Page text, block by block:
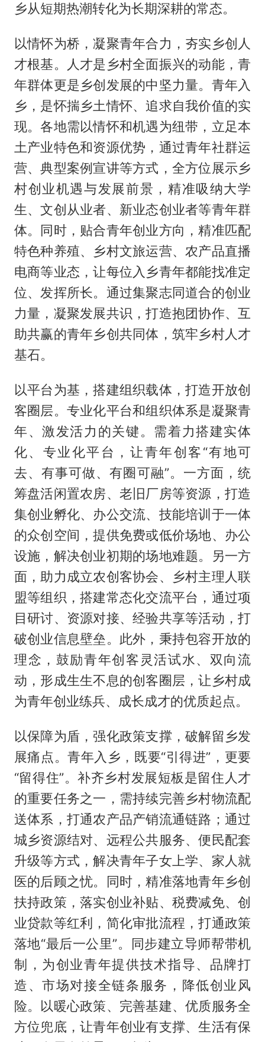
乡从短期热潮转化为长期深耕的常态。
以情怀为桥，凝聚青年合力，夯实乡创人
才根基。人才是乡村全面振兴的动能，青
年群体更是乡创发展的中坚力量。青年入
乡，是怀揣乡土情怀、追求自我价值的实
现。各地需以情怀和机遇为纽带，立足本
土产业特色和资源优势，通过青年社群运
营、典型案例宣讲等方式，全方位展示乡
村创业机遇与发展前景，精准吸纳大学
生、文创从业者、新业态创业者等青年群
体。同时，贴合青年创业方向，精准匹配
特色种养殖、乡村文旅运营、农产品直播
电商等业态，让每位入乡青年都能找准定
位、发挥所长。通过集聚志同道合的创业
力量，凝聚发展共识，打造抱团协作、互
助共赢的青年乡创共同体，筑牢乡村人才
基石。
以平台为基，搭建组织载体，打造开放创
客圈层。专业化平台和组织体系是凝聚青
年、激发活力的关键。需着力搭建实体
化、专业化平台，让青年创客“有地可
去、有事可做、有圈可融”。一方面，统
筹盘活闲置农房、老旧厂房等资源，打造
集创业孵化、办公交流、技能培训于一体
的众创空间，提供免费或低价场地、办公
设施，解决创业初期的场地难题。另一方
面，助力成立农创客协会、乡村主理人联
盟等组织，搭建常态化交流平台，通过项
目研讨、资源对接、经验共享等活动，打
破创业信息壁垒。此外，秉持包容开放的
理念，鼓励青年创客灵活试水、双向流
动，形成生生不息的创客圈层，让乡村成
为青年创业练兵、成长成才的优质起点。
以保障为盾，强化政策支撑，破解留乡发
展痛点。青年入乡，既要“引得进”，更要
“留得住”。补齐乡村发展短板是留住人才
的重要任务之一，需持续完善乡村物流配
送体系，打通农产品产销流通链路；通过
城乡资源结对、远程公共服务、便民配套
升级等方式，解决青年子女上学、家人就
医的后顾之忧。同时，精准落地青年乡创
扶持政策，落实创业补贴、税费减免、创
业贷款等红利，简化审批流程，打通政策
落地“最后一公里”。同步建立导师帮带机
制，为创业青年提供技术指导、品牌打
造、市场对接全链条服务，降低创业风
险。以暖心政策、完善基建、优质服务全
方位兜底，让青年创业有支撑、生活有保